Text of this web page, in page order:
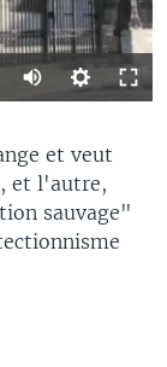
et veut
et l'autre,
sauvage"